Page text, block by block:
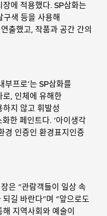
에 적용했다. SP삼화는
구색 등을 사용해
출했고, 작품과 공간 간의
부프로’는 SP삼화를
로, 인체에 유해한
지 않고 휘발성
한 페인트다. ‘아이생각
경 인증인 환경표지인증
은 “관람객들이 일상 속
길 바란다”며 “앞으로도
지역사회와 예술이